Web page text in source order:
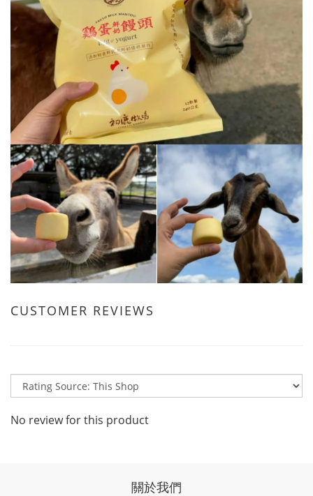
CUSTOMER REVIEWS
No review for this product
關於我們